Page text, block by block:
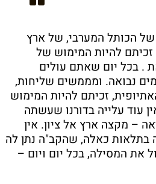
של הכותל המערבי, של ארץ
להיות המימוש של
. בכל יום שאתם עולים
נבואה. ומממשים שליחות,
זכיתם להיות המימוש
עוד עלייה בדורנו שעשתה
– מקצה ארץ אל ציון. אין
בתלאות כאלה, שהקב"ה נתן לה
את המסילה, בכל יום ויום –